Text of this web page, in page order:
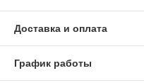
Доставка и оплата
График работы